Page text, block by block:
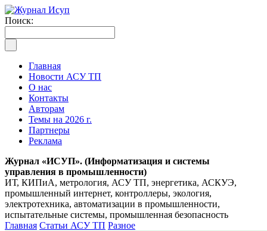
Поиск:
Главная
Новости АСУ ТП
О нас
Контакты
Авторам
Темы на 2026 г.
Партнеры
Реклама
Журнал «ИСУП». (Информатизация и системы
управления в промышленности)
ИТ, КИПиА, метрология, АСУ ТП, энергетика, АСКУЭ,
промышленный интернет, контроллеры, экология,
электротехника, автоматизации в промышленности,
испытательные системы, промышленная безопасность
Главная Статьи АСУ ТП Разное